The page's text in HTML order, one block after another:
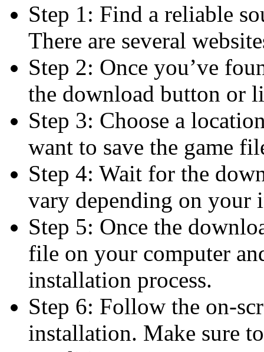
Step 1: Find a reliable
There are several
Step 2: Once you’ve
the download button or
Step 3: Choose a
want to save the game
Step 4: Wait for the
vary depending on your
Step 5: Once the
file on your computer
installation process.
Step 6: Follow the on-
installation. Make sure